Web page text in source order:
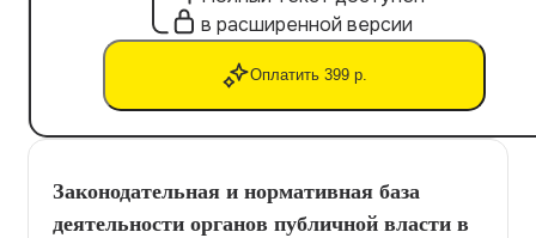
в расширенной версии
Оплатить 399 р.
Законодательная и нормативная база
деятельности органов публичной власти в